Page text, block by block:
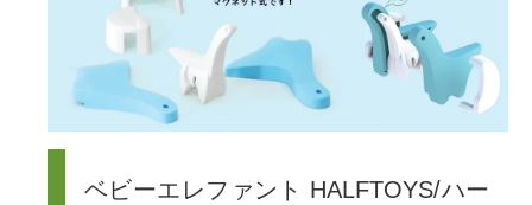
ベビーエレファント HALFTOYS/ハー